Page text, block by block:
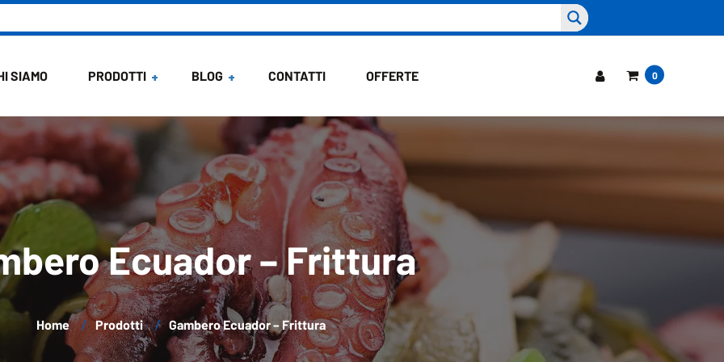
SIAMO PRODOTTI BLOG
News
Ricette di Maria
CONTATTI OFFERTE 0
Ecuador – Frittura
Home Prodotti Gambero Ecuador – Frittura